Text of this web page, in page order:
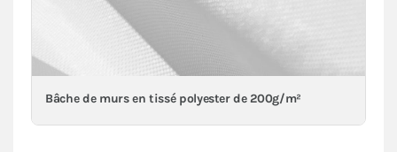
Bâche de murs en tissé polyester de 200g/m²